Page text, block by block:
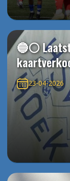
🔵⚪️
23-04-2026